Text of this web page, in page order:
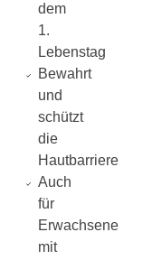
dem
1.
Lebenstag
Bewahrt
und
schützt
die
Hautbarriere
Auch
für
Erwachsene
mit